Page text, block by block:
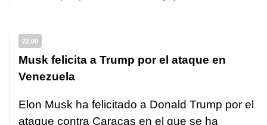
22.00
Musk felicita a Trump por el ataque en
Venezuela
Elon Musk ha felicitado a Donald Trump por el
ataque contra Caracas en el que se ha